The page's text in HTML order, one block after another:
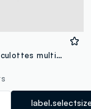
Lot de 3 culottes multicolores en coton biologique stretch avec imprimés Lilo & Stitch